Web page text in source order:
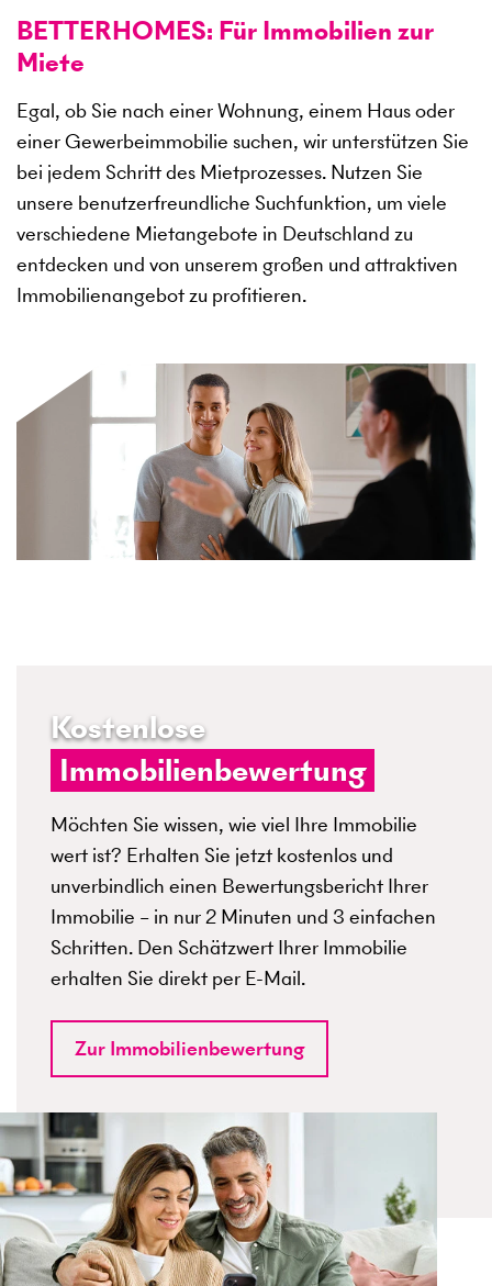
BETTERHOMES: Für Immobilien zur
Miete
Egal, ob Sie nach einer Wohnung, einem Haus oder
einer Gewerbeimmobilie suchen, wir unterstützen Sie
bei jedem Schritt des Mietprozesses. Nutzen Sie
unsere benutzerfreundliche Suchfunktion, um viele
verschiedene Mietangebote in Deutschland zu
entdecken und von unserem großen und attraktiven
Immobilienangebot zu profitieren.
Kostenlose
Immobilienbewertung
Möchten Sie wissen, wie viel Ihre Immobilie
wert ist? Erhalten Sie jetzt kostenlos und
unverbindlich einen Bewertungsbericht Ihrer
Immobilie – in nur 2 Minuten und 3 einfachen
Schritten. Den Schätzwert Ihrer Immobilie
erhalten Sie direkt per E-Mail.
Zur Immobilienbewertung